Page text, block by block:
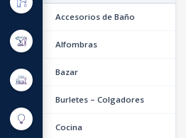
Accesorios de Baño
Alfombras
Bazar
Burletes – Colgadores
Cocina